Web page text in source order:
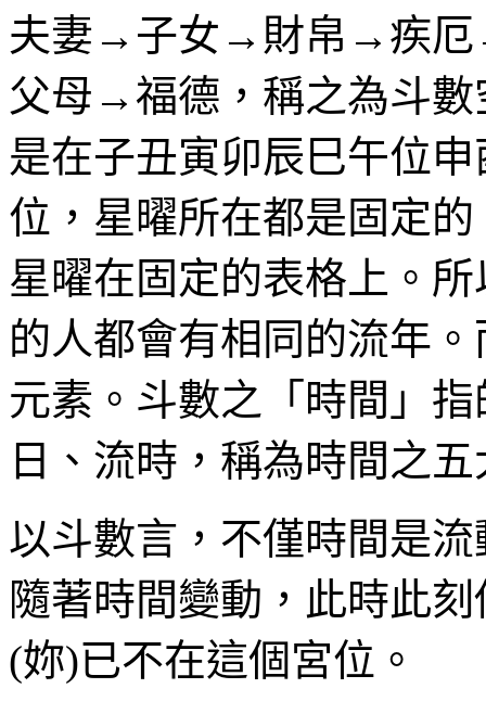
夫妻→子女→財帛→疾
父母→福德，稱之為斗數
是在子丑寅卯辰巳午位
位，星曜所在都是固定
星曜在固定的表格上。
的人都會有相同的流年
元素。斗數之「時間」
日、流時，稱為時間之
以斗數言，不僅時間是
隨著時間變動，此時此
(妳)已不在這個宮位。